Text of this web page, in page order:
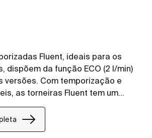
Fluent, ideais para os
dispõem da função ECO (2 l/min)
versões. Com temporização e
as torneiras Fluent tem um
e um design de altura
a sua utilização.